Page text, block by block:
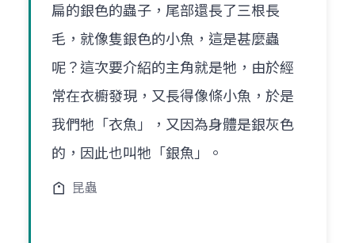
扁的銀色的蟲子，尾部還長了三根長
毛，就像隻銀色的小魚，這是甚麼蟲
呢？這次要介紹的主角就是牠，由於經
常在衣櫥發現，又長得像條小魚，於是
我們牠「衣魚」，又因為身體是銀灰色
的，因此也叫牠「銀魚」。
昆蟲